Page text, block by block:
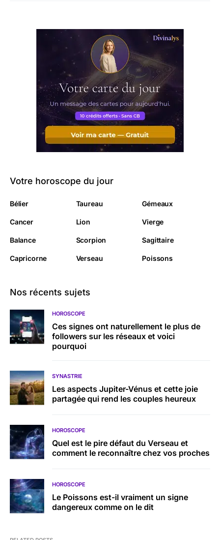
Votre horoscope du jour
Bélier Taureau Gémeaux
Cancer Lion Vierge
Balance Scorpion Sagittaire
Capricorne Verseau Poissons
Nos récents sujets
HOROSCOPE
Ces signes ont naturellement le plus de
followers sur les réseaux et voici
pourquoi
SYNASTRIE
Les aspects Jupiter-Vénus et cette joie
partagée qui rend les couples heureux
HOROSCOPE
Quel est le pire défaut du Verseau et
comment le reconnaître chez vos proches
HOROSCOPE
Le Poissons est-il vraiment un signe
dangereux comme on le dit